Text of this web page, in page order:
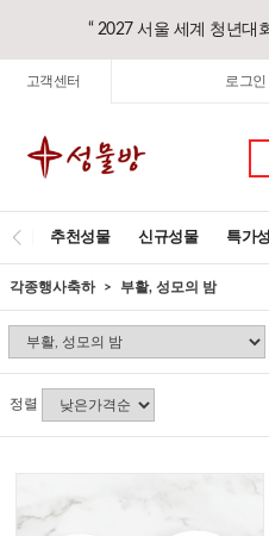
“ 2027 서울 세계 청년대
고객센터 로그인
추천성물 신규성물 특가
각종행사축하 부활, 성모의 밤
정렬